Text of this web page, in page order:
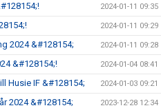
2024-01-11 09:35
2024-01-11 09:29
2024 &#128154; 2024-01-11 09:28
&#128154;! 2024-01-04 08:41
Husie IF &#128154; 2024-01-03 09:21
2024 &#128154; 2023-12-28 12:34